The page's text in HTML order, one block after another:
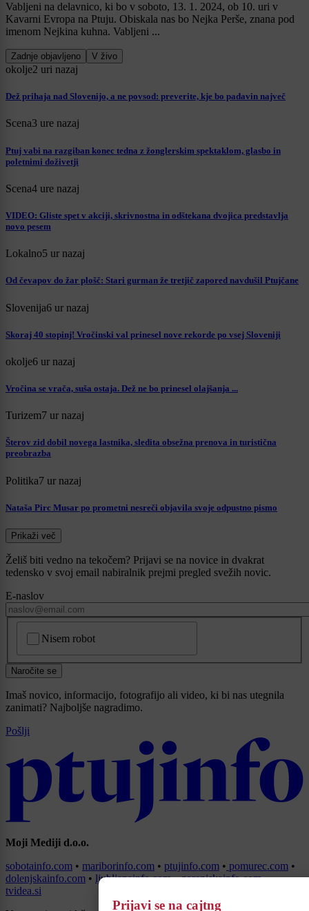
Vabljeni na delavnico, ki bo v soboto, 13. 1. 2024, ob 10. uri v
Kavarni Evropa na Ptuju. Obiskala nas bo Nejka Perše, znana pod
imenom Nejkina kuhna. Vabljeni ...
Zadnje objavljeno V živo
okolje2 uri nazaj
Dež prihaja nad Slovenijo, a ne povsod: preverite, kje bo padavin največ
Scena3 ure nazaj
Ptuj vabi na razgiban konec tedna z žonglerskim spektaklom, glasbo in
poletnimi doživetji
Scena4 ure nazaj
VIDEO: Gliste spet v akciji, skrivnostna in odštekana dvojica predstavlja
novo pesem
Lokalno5 ur nazaj
Od čevapov do žar plošč: Stari gurman že tretjič zapored navdušil Ptujčane
Slovenija6 ur nazaj
Skoraj 40 stopinj! Vročinski val prinesel nove rekorde po vsej Sloveniji
okolje6 ur nazaj
Vročina se vrača, suša ostaja. Dež ne bo prinesel olajšanja ...
Turizem7 ur nazaj
Šterov zid dobil novega lastnika, sledita obsežna prenova in turistična
preobrazba
Politika7 ur nazaj
Nataša Pirc Musar po prometni nesreči objavila svoje odpustno pismo
Prikaži več
Želiš biti vedno na tekočem? Prijavi se na novice in dvakrat
tedensko v svoj email nabiralnik prejmi pregled svežih novic.
E-naslov
Nisem robot
Naročite se
Imaš novico, informacijo, fotografijo ali video, ki bi nas utegnila
zanimati? Najboljše nagradimo.
Pošlji
Moji Mediji d.o.o.
sobotainfo.com • mariborinfo.com • ptujinfo.com • pomurec.com •
dolenjskainfo.com • ljubljanainfo.com•gorenjskainfo.com•
tvidea.si
Prijavi se na cajtng